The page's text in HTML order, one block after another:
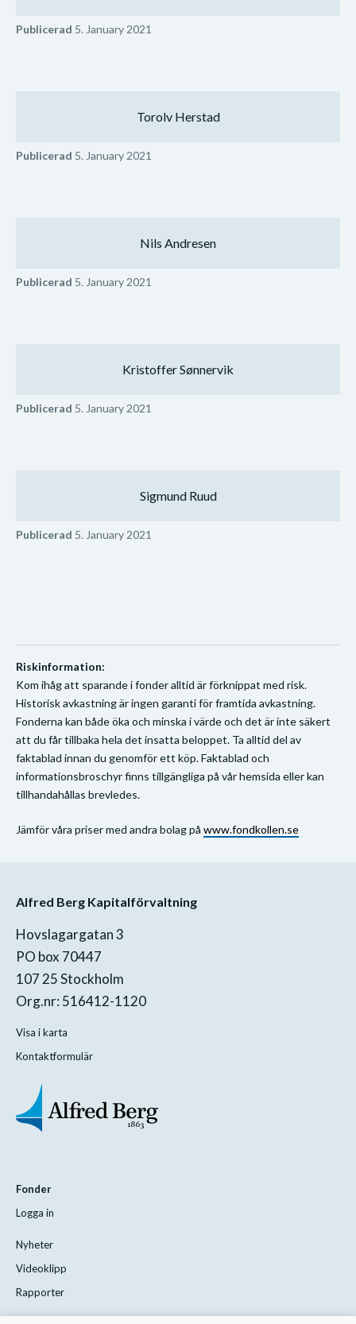
Publicerad 5. January 2021
Torolv Herstad
Publicerad 5. January 2021
Nils Andresen
Publicerad 5. January 2021
Kristoffer Sønnervik
Publicerad 5. January 2021
Sigmund Ruud
Publicerad 5. January 2021
Riskinformation:
Kom ihåg att sparande i fonder alltid är förknippat med risk.
Historisk avkastning är ingen garanti för framtida avkastning.
Fonderna kan både öka och minska i värde och det är inte säkert
att du får tillbaka hela det insatta beloppet. Ta alltid del av
faktablad innan du genomför ett köp. Faktablad och
informationsbroschyr finns tillgängliga på vår hemsida eller kan
tillhandahållas brevledes.
Jämför våra priser med andra bolag på www.fondkollen.se
Alfred Berg Kapitalförvaltning
Hovslagargatan 3
PO box 70447
107 25 Stockholm
Org.nr: 516412-1120
Visa i karta
Kontaktformulär
Fonder
Logga in
Nyheter
Videoklipp
Rapporter